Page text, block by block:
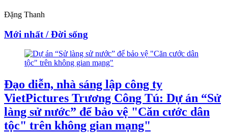
Đặng Thanh
Mới nhất / Đời sống
Đạo diễn, nhà sáng lập công ty
VietPictures Trương Công Tú: Dự án “Sử
làng sử nước” để bảo vệ "Căn cước dân
tộc" trên không gian mạng"